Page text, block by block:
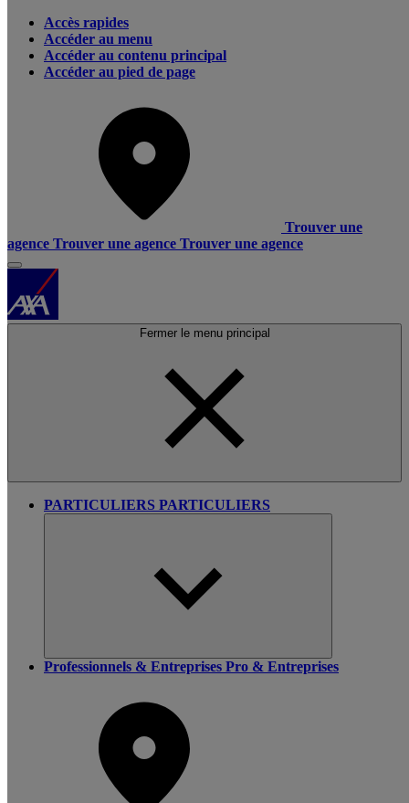
Accès rapides
Accéder au menu
Accéder au contenu principal
Accéder au pied de page
Trouver une
agence Trouver une agence Trouver une agence
Fermer le menu principal
PARTICULIERS PARTICULIERS
Professionnels & Entreprises Pro & Entreprises